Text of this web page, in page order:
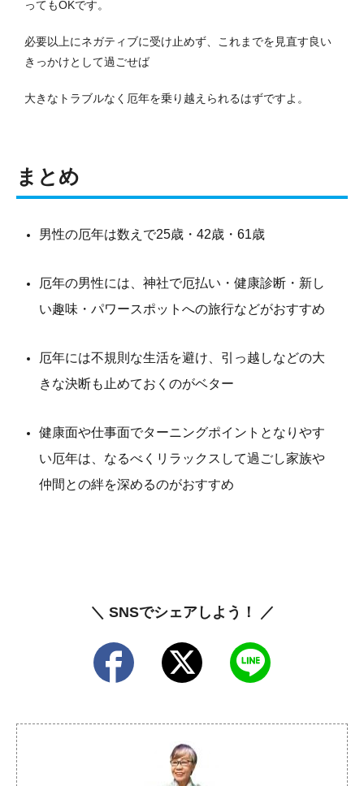
ってもOKです。
必要以上にネガティブに受け止めず、これまでを見直す良い
きっかけとして過ごせば
大きなトラブルなく厄年を乗り越えられるはずですよ。
まとめ
男性の厄年は数えで25歳・42歳・61歳
厄年の男性には、神社で厄払い・健康診断・新し
い趣味・パワースポットへの旅行などがおすすめ
厄年には不規則な生活を避け、引っ越しなどの大
きな決断も止めておくのがベター
健康面や仕事面でターニングポイントとなりやす
い厄年は、なるべくリラックスして過ごし家族や
仲間との絆を深めるのがおすすめ
＼ SNSでシェアしよう！ ／